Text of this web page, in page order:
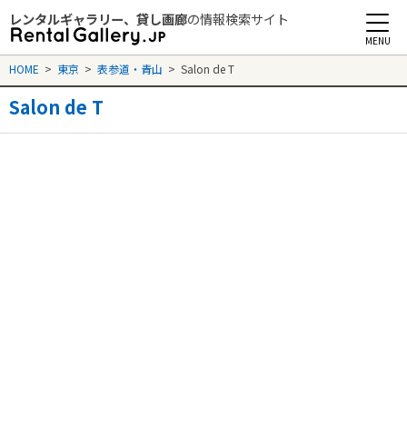
レンタルギャラリー、貸し画廊の情報検索サイト
Rental Gallery jp
HOME > 東京 > 表参道・青山 > Salon de T
Salon de T